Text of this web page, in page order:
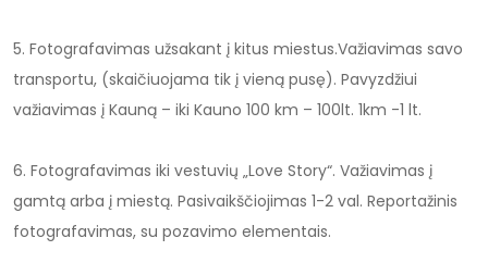
5. Fotografavimas užsakant į kitus miestus.Važiavimas savo
transportu, (skaičiuojama tik į vieną pusę). Pavyzdžiui
važiavimas į Kauną – iki Kauno 100 km – 100lt. 1km -1 lt.
6. Fotografavimas iki vestuvių „Love Story“. Važiavimas į
gamtą arba į miestą. Pasivaikščiojimas 1-2 val. Reportažinis
fotografavimas, su pozavimo elementais.